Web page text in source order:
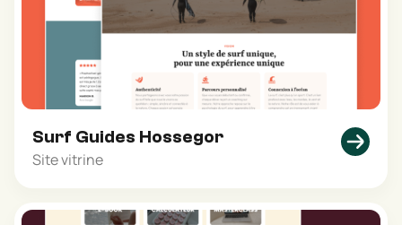
Surf Guides Hossegor
Site vitrine